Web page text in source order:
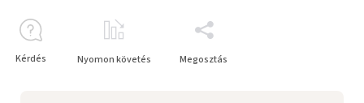
Kérdés Nyomon követés Megosztás